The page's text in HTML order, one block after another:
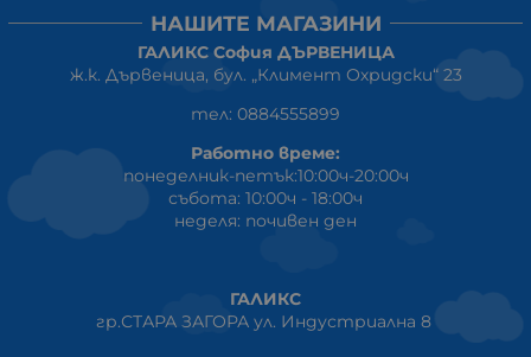
НАШИТЕ МАГАЗИНИ
ГАЛИКС София ДЪРВЕНИЦА
ж.к. Дървеница, бул. „Климент Охридски“ 23
тел: 0884555899
Работно време:
понеделник-петък:10:00ч-20:00ч
събота: 10:00ч - 18:00ч
неделя: почивен ден
ГАЛИКС
гр.СТАРА ЗАГОРА ул. Индустриална 8